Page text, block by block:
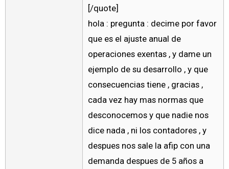
[/quote]
hola : pregunta : decime por favor
que es el ajuste anual de
operaciones exentas , y dame un
ejemplo de su desarrollo , y que
consecuencias tiene , gracias ,
cada vez hay mas normas que
desconocemos y que nadie nos
dice nada , ni los contadores , y
despues nos sale la afip con una
demanda despues de 5 años a